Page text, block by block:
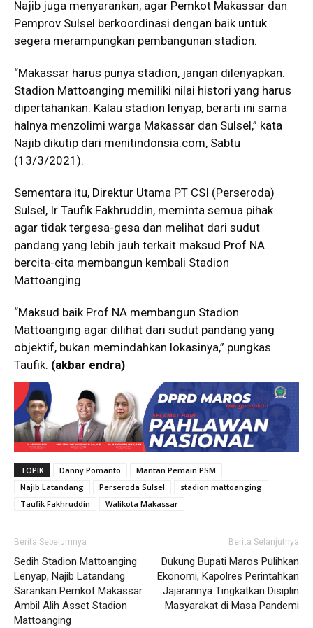
Najib juga menyarankan, agar Pemkot Makassar dan
Pemprov Sulsel berkoordinasi dengan baik untuk
segera merampungkan pembangunan stadion.
“Makassar harus punya stadion, jangan dilenyapkan.
Stadion Mattoanging memiliki nilai histori yang harus
dipertahankan. Kalau stadion lenyap, berarti ini sama
halnya menzolimi warga Makassar dan Sulsel,” kata
Najib dikutip dari menitindonsia.com, Sabtu
(13/3/2021).
Sementara itu, Direktur Utama PT CSI (Perseroda)
Sulsel, Ir Taufik Fakhruddin, meminta semua pihak
agar tidak tergesa-gesa dan melihat dari sudut
pandang yang lebih jauh terkait maksud Prof NA
bercita-cita membangun kembali Stadion
Mattoanging.
“Maksud baik Prof NA membangun Stadion
Mattoanging agar dilihat dari sudut pandang yang
objektif, bukan memindahkan lokasinya,” pungkas
Taufik. (akbar endra)
TOPIK Danny Pomanto
Mantan Pemain PSM
Najib Latandang
Perseroda Sulsel
stadion mattoanging
Taufik Fakhruddin
Walikota Makassar
Berita Sebelumnya
Sedih Stadion Mattoanging
Lenyap, Najib Latandang
Sarankan Pemkot Makassar
Ambil Alih Asset Stadion
Mattoanging
Berita Selanjutnya
Dukung Bupati Maros Pulihkan
Ekonomi, Kapolres Perintahkan
Jajarannya Tingkatkan Disiplin
Masyarakat di Masa Pandemi